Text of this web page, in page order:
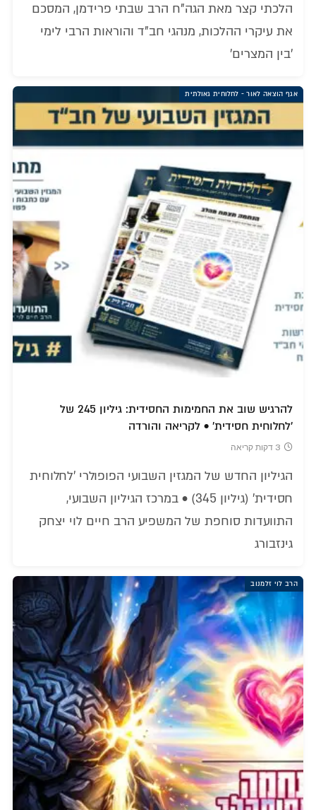
הלכתי קצר מאת הגה"ח הרב שבתי פרידמן, המסכם
את עיקרי ההלכות, מנהגי חב"ד והוראות הרבי לימי
'בין המצרים'
אגף הוצאה לאור - לחלוחית גאולתית
להרגיש שוב את החמימות החסידית: גיליון 245 של
'לחלוחית חסידית' • לקריאה והורדה
3 דקות קריאה
הגיליון החדש של המגזין השבועי הפופולרי 'לחלוחית
חסידית' (גיליון 345) • במרכז הגיליון השבועי,
התוועדות סוחפת של המשפיע הרב חיים לוי יצחק
גינזבורג
הרב לוי זלמנוב